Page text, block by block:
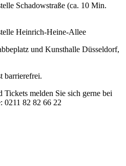
Schadowstraße (ca. 10 Min.
Heinrich-Heine-Allee
und Kunsthalle Düsseldorf,
barrierefrei.
Tickets melden Sie sich gerne bei
0211 82 82 66 22